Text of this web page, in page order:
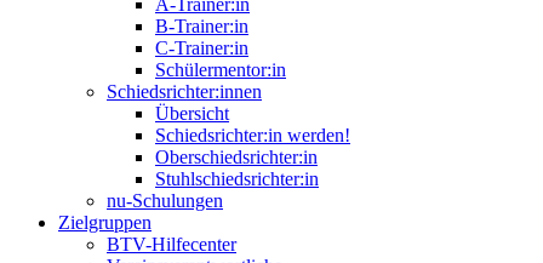
A-Trainer:in
B-Trainer:in
C-Trainer:in
Schülermentor:in
Schiedsrichter:innen
Übersicht
Schiedsrichter:in werden!
Oberschiedsrichter:in
Stuhlschiedsrichter:in
nu-Schulungen
Zielgruppen
BTV-Hilfecenter